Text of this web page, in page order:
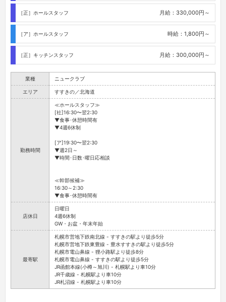
［正］ホールスタッフ 月給：330,000円～
［ア］ホールスタッフ 時給：1,800円～
［正］キッチンスタッフ 月給：300,000円～
業種 ニュークラブ
エリア すすきの／北海道
勤務時間
≪ホールスタッフ≫
[社]16:30〜翌2:30
▼食事･休憩時間有
▼4週6休制
[ア]19:30〜翌2:30
▼週2日～
▼時間･日数･曜日応相談
≪幹部候補≫
16:30～2:30
▼食事･休憩時間有
店休日
日曜日
4週6休制
GW・お盆・年末年始
最寄駅
札幌市営地下鉄南北線 - すすきの駅より徒歩5分
札幌市営地下鉄東豊線 - 豊水すすきの駅より徒歩5分
札幌市電山鼻線 - 狸小路駅より徒歩8分
札幌市電山鼻線 - すすきの駅より徒歩5分
JR函館本線(小樽～旭川) - 札幌駅より車10分
JR千歳線 - 札幌駅より車10分
JR札沼線 - 札幌駅より車10分